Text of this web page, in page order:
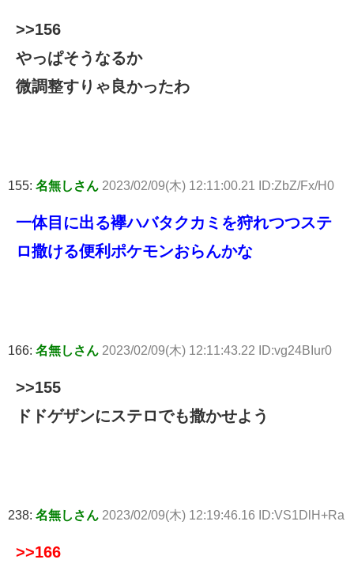
>>156
やっぱそうなるか
微調整すりゃ良かったわ
155: 名無しさん 2023/02/09(木) 12:11:00.21 ID:ZbZ/Fx/H0
一体目に出る襷ハバタクカミを狩れつつステ
ロ撒ける便利ポケモンおらんかな
166: 名無しさん 2023/02/09(木) 12:11:43.22 ID:vg24BIur0
>>155
ドドゲザンにステロでも撒かせよう
238: 名無しさん 2023/02/09(木) 12:19:46.16 ID:VS1DlH+Ra
>>166